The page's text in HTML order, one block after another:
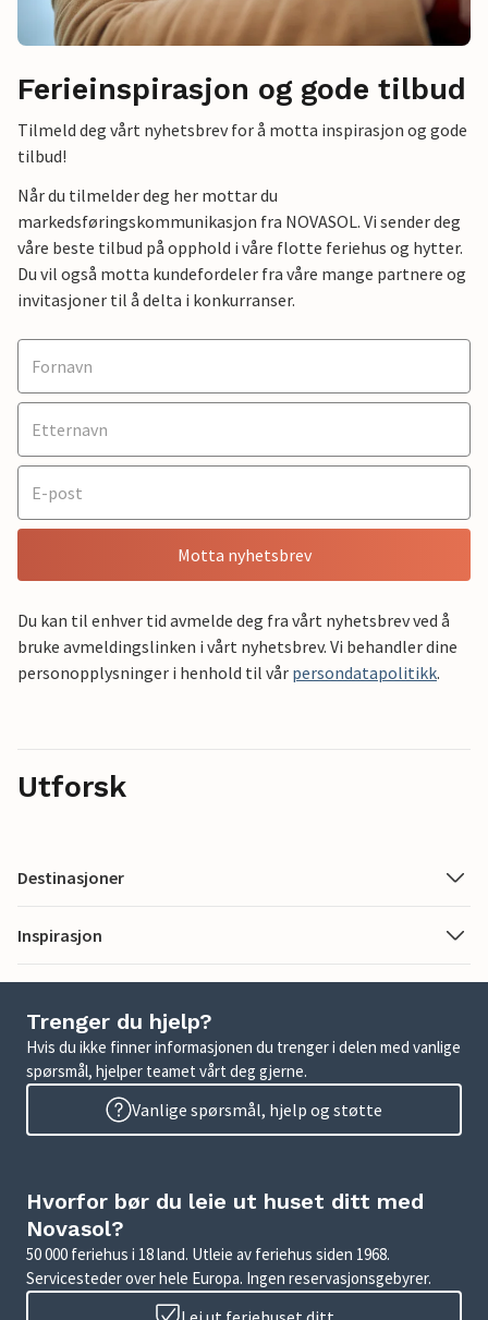
Ferieinspirasjon og gode tilbud
Tilmeld deg vårt nyhetsbrev for å motta inspirasjon og gode
tilbud!
Når du tilmelder deg her mottar du
markedsføringskommunikasjon fra NOVASOL. Vi sender deg
våre beste tilbud på opphold i våre flotte feriehus og hytter.
Du vil også motta kundefordeler fra våre mange partnere og
invitasjoner til å delta i konkurranser.
Motta nyhetsbrev
Du kan til enhver tid avmelde deg fra vårt nyhetsbrev ved å
bruke avmeldingslinken i vårt nyhetsbrev. Vi behandler dine
personopplysninger i henhold til vår persondatapolitikk.
Utforsk
Destinasjoner
Inspirasjon
Trenger du hjelp?
Hvis du ikke finner informasjonen du trenger i delen med vanlige
spørsmål, hjelper teamet vårt deg gjerne.
Vanlige spørsmål, hjelp og støtte
Hvorfor bør du leie ut huset ditt med
Novasol?
50 000 feriehus i 18 land. Utleie av feriehus siden 1968.
Servicesteder over hele Europa. Ingen reservasjonsgebyrer.